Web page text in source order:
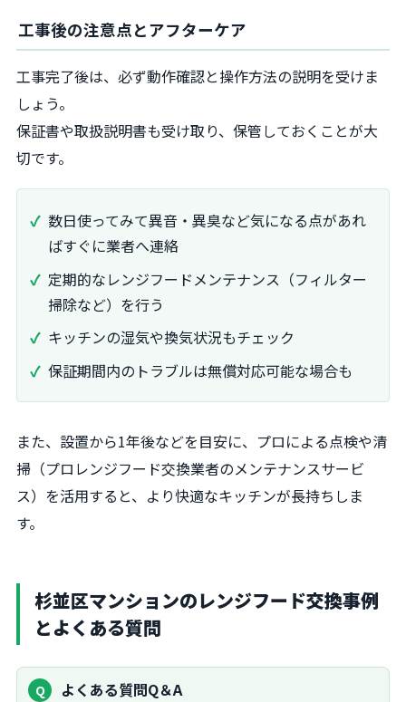
工事後の注意点とアフターケア
工事完了後は、必ず動作確認と操作方法の説明を受けま
しょう。
保証書や取扱説明書も受け取り、保管しておくことが大
切です。
数日使ってみて異音・異臭など気になる点があれ
ばすぐに業者へ連絡
定期的なレンジフードメンテナンス（フィルター
掃除など）を行う
キッチンの湿気や換気状況もチェック
保証期間内のトラブルは無償対応可能な場合も
また、設置から1年後などを目安に、プロによる点検や清
掃（プロレンジフード交換業者のメンテナンスサービ
ス）を活用すると、より快適なキッチンが長持ちしま
す。
杉並区マンションのレンジフード交換事例
とよくある質問
よくある質問Q＆A